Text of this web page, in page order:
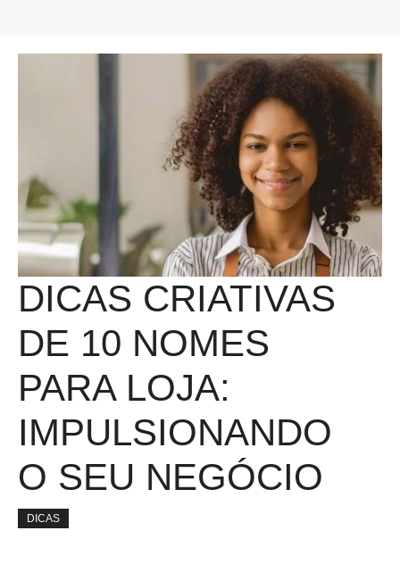
DICAS CRIATIVAS
DE 10 NOMES
PARA LOJA:
IMPULSIONANDO
O SEU NEGÓCIO
DICAS